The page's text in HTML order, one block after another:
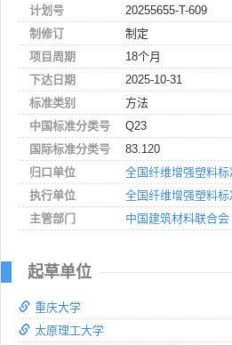
计划号
20255655-T-609
制修订
制定
项目周期
18个月
下达日期
2025-10-31
标准类别
方法
中国标准分类号
Q23
国际标准分类号
83.120
归口单位
全国纤维增强塑料
执行单位
全国纤维增强塑料
主管部门
中国建筑材料联合会
起草单位
重庆大学
太原理工大学